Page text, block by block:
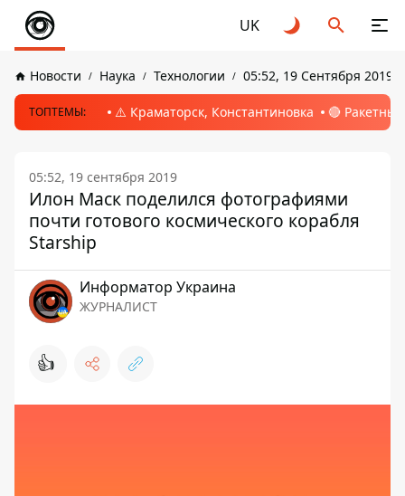
UK
Новости Наука Технологии 05:52, 19 Сентября 2019
ТОПТЕМЫ: ⚠️ Краматорск, Константиновка 🔴
05:52, 19 сентября 2019
Илон Маск поделился фотографиями
почти готового космического корабля
Starship
Информатор Украина
ЖУРНАЛИСТ
👍